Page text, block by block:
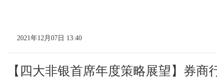
2021年12月07日 13:40
【四大非银首席年度策略展望】券商